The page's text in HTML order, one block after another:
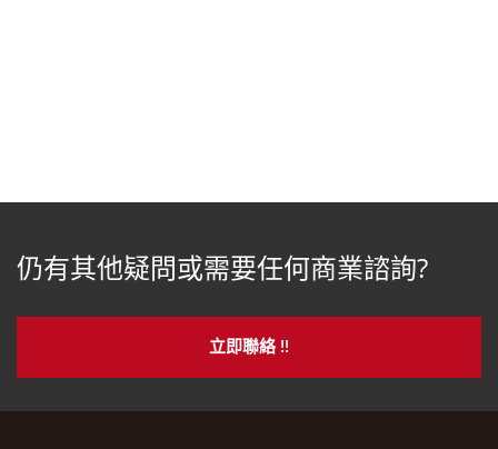
仍有其他疑問或需要任何商業諮詢?
立即聯絡 !!